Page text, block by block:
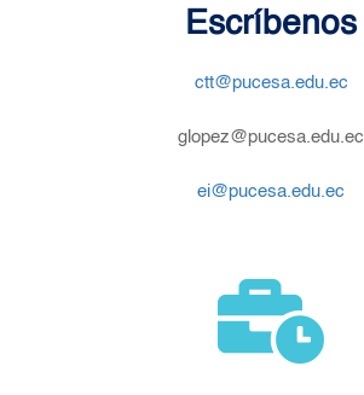
Escríbenos
ctt@pucesa.edu.ec
glopez@pucesa.edu.ec
ei@pucesa.edu.ec